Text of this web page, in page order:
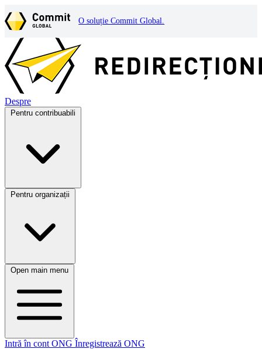
O soluție Commit Global.
Despre
Pentru contribuabili
Pentru organizații
Open main menu
Intră în cont ONG Înregistrează ONG